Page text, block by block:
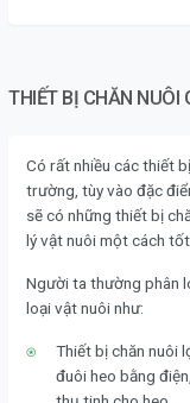
THIẾT BỊ CHĂN NUÔI
Có rất nhiều các thiết
trường, tùy vào đặc
sẽ có những thiết bị
lý vật nuôi một cách
Người ta thường phân
loại vật nuôi như:
Thiết bị chăn nuôi
đuôi heo bằng